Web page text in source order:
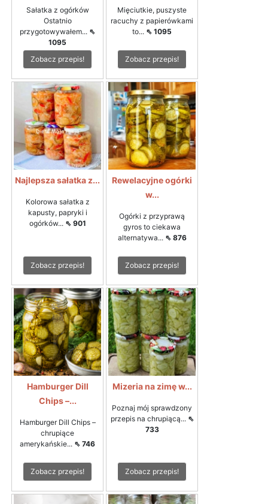
Sałatka z ogórków
Ostatnio
przygotowywałem... ⇖
1095
Zobacz przepis!
Mięciutkie, puszyste
racuchy z papierówkami
to... ⇖ 1095
Zobacz przepis!
Najlepsza sałatka z...
Kolorowa sałatka z
kapusty, papryki i
ogórków... ⇖ 901
Zobacz przepis!
Rewelacyjne ogórki
w...
Ogórki z przyprawą
gyros to ciekawa
alternatywa... ⇖ 876
Zobacz przepis!
Hamburger Dill
Chips –...
Hamburger Dill Chips –
chrupiące
amerykańskie... ⇖ 746
Zobacz przepis!
Mizeria na zimę w...
Poznaj mój sprawdzony
przepis na chrupiącą... ⇖
733
Zobacz przepis!